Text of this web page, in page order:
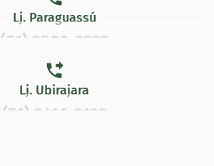
Lj. Paraguassú
(51) 3502-3333
(51) 3502-6533
Lj. Ubirajara
(51) 3416-3132